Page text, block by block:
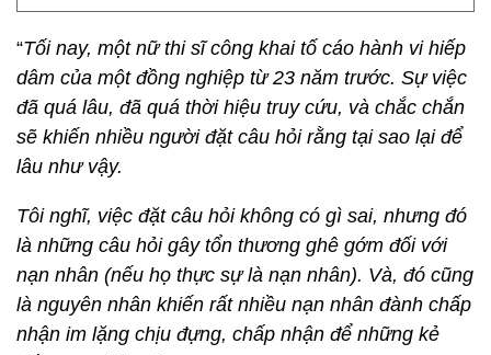
“Tối nay, một nữ thi sĩ công khai tố cáo hành vi hiếp
dâm của một đồng nghiệp từ 23 năm trước. Sự việc
đã quá lâu, đã quá thời hiệu truy cứu, và chắc chắn
sẽ khiến nhiều người đặt câu hỏi rằng tại sao lại để
lâu như vậy.
Tôi nghĩ, việc đặt câu hỏi không có gì sai, nhưng đó
là những câu hỏi gây tổn thương ghê gớm đối với
nạn nhân (nếu họ thực sự là nạn nhân). Và, đó cũng
là nguyên nhân khiến rất nhiều nạn nhân đành chấp
nhận im lặng chịu đựng, chấp nhận để những kẻ